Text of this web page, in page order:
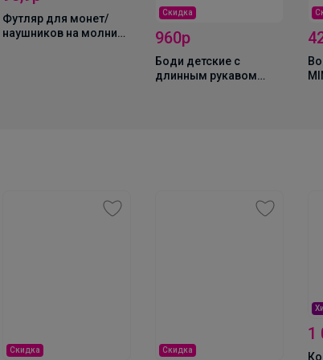
Футляр для монет/
наушников на молнии,
Скидка
960р
Боди детские с
длинным рукавом
Скидка Скидка
1